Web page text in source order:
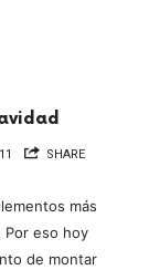
SHARE
más
Por eso hoy
de montar